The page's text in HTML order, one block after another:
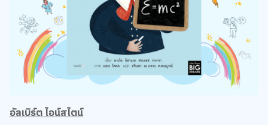
อัลเบิร์ต ไอน์สไตน์